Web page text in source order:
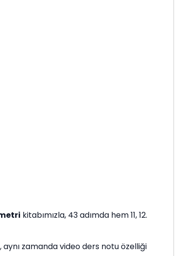
kitabımızla, 43 adımda hem 11, 12.
zamanda video ders notu özelliği